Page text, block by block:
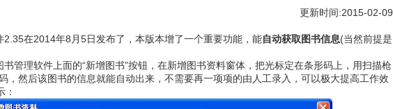
更新时间:2015-02-09
在2014年8月5日发布了，本版本增了一个重要功能，能自动获取图书信息(当然前提是
管理软件上面的“新增图书”按钮，在新增图书资料窗体，把光标定在条形码上，用扫描枪
，然后该图书的信息就能自动出来，不需要再一项项的由人工录入，可以极大提高工作效
：